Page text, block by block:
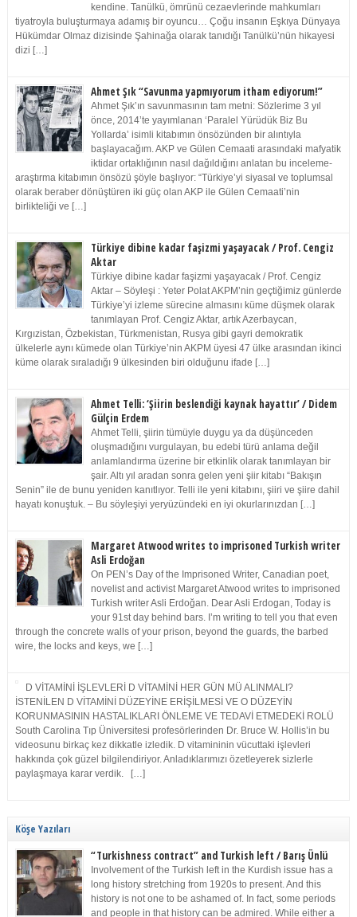
kendine. Tanülkü, ömrünü cezaevlerinde mahkumları
tiyatroyla buluşturmaya adamış bir oyuncu… Çoğu insanın Eşkıya Dünyaya
Hükümdar Olmaz dizisinde Şahinağa olarak tanıdığı Tanülkü’nün hikayesi
dizi […]
Ahmet Şık “Savunma yapmıyorum itham ediyorum!”
Ahmet Şık’ın savunmasının tam metni: Sözlerime 3 yıl
önce, 2014’te yayımlanan ‘Paralel Yürüdük Biz Bu
Yollarda’ isimli kitabımın önsözünden bir alıntıyla
başlayacağım. AKP ve Gülen Cemaati arasındaki mafyatik
iktidar ortaklığının nasıl dağıldığını anlatan bu inceleme-
araştırma kitabımın önsözü şöyle başlıyor: “Türkiye’yi siyasal ve toplumsal
olarak beraber dönüştüren iki güç olan AKP ile Gülen Cemaati’nin
birlikteliği ve […]
Türkiye dibine kadar faşizmi yaşayacak / Prof. Cengiz
Aktar
Türkiye dibine kadar faşizmi yaşayacak / Prof. Cengiz
Aktar – Söyleşi : Yeter Polat AKPM’nin geçtiğimiz günlerde
Türkiye’yi izleme sürecine almasını küme düşmek olarak
tanımlayan Prof. Cengiz Aktar, artık Azerbaycan,
Kırgızistan, Özbekistan, Türkmenistan, Rusya gibi gayri demokratik
ülkelerle aynı kümede olan Türkiye’nin AKPM üyesi 47 ülke arasından ikinci
küme olarak sıraladığı 9 ülkesinden biri olduğunu ifade […]
Ahmet Telli: ‘Şiirin beslendiği kaynak hayattır’ / Didem
Gülçin Erdem
Ahmet Telli, şiirin tümüyle duygu ya da düşünceden
oluşmadığını vurgulayan, bu edebi türü anlama değil
anlamlandırma üzerine bir etkinlik olarak tanımlayan bir
şair. Altı yıl aradan sonra gelen yeni şiir kitabı “Bakışın
Senin” ile de bunu yeniden kanıtlıyor. Telli ile yeni kitabını, şiiri ve şiire dahil
hayatı konuştuk. – Bu söyleşiyi yeryüzündeki en iyi okurlarınızdan […]
Margaret Atwood writes to imprisoned Turkish writer
Asli Erdoğan
On PEN’s Day of the Imprisoned Writer, Canadian poet,
novelist and activist Margaret Atwood writes to imprisoned
Turkish writer Asli Erdoğan. Dear Asli Erdogan, Today is
your 91st day behind bars. I’m writing to tell you that even
through the concrete walls of your prison, beyond the guards, the barbed
wire, the locks and keys, we […]
D VİTAMİNİ İŞLEVLERİ D VİTAMİNİ HER GÜN MÜ ALINMALI?
İSTENİLEN D VİTAMİNİ DÜZEYİNE ERİŞİLMESİ VE O DÜZEYİN
KORUNMASININ HASTALIKLARI ÖNLEME VE TEDAVİ ETMEDEKİ ROLÜ
South Carolina Tıp Üniversitesi profesörlerinden Dr. Bruce W. Hollis’in bu
videosunu birkaç kez dikkatle izledik. D vitamininin vücuttaki işlevleri
hakkında çok güzel bilgilendiriyor. Anladıklarımızı özetleyerek sizlerle
paylaşmaya karar verdik. […]
Köşe Yazıları
“Turkishness contract” and Turkish left / Barış Ünlü
Involvement of the Turkish left in the Kurdish issue has a
long history stretching from 1920s to present. And this
history is not one to be ashamed of. In fact, some periods
and people in that history can be admired. While either a